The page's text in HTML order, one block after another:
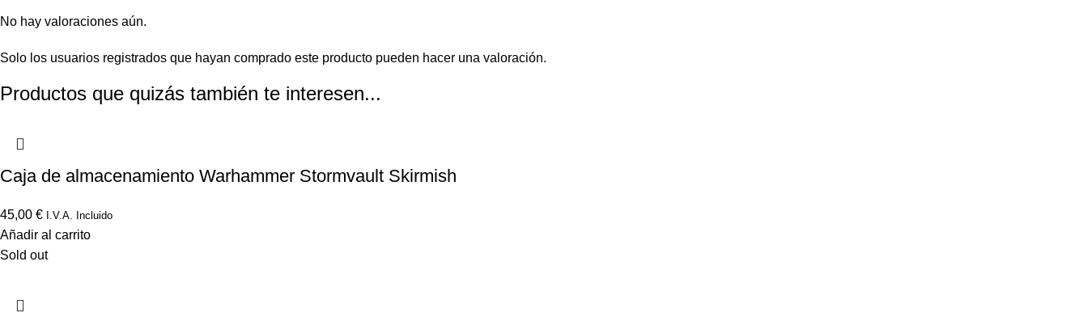
No hay valoraciones aún.
Solo los usuarios registrados que hayan comprado este producto pueden hacer una valoración.
Productos que quizás también te interesen...
Caja de almacenamiento Warhammer Stormvault Skirmish
45,00 € I.V.A. Incluido
Añadir al carrito
Sold out